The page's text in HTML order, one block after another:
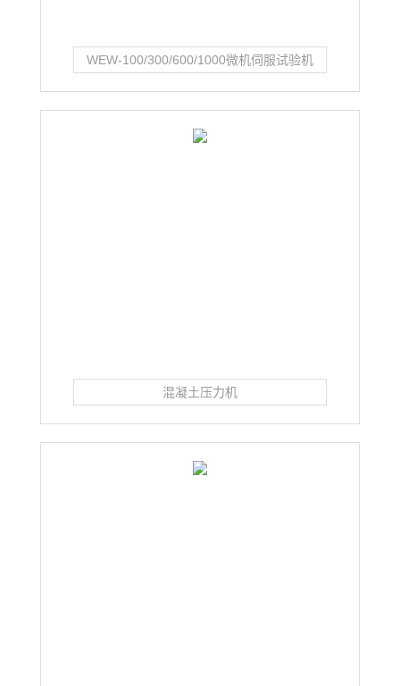
WEW-100/300/600/1000微机伺服试验机
混凝土压力机